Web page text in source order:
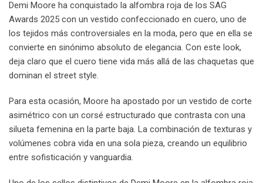
Demi Moore ha conquistado la alfombra roja de los SAG
Awards 2025 con un vestido confeccionado en cuero, uno de
los tejidos más controversiales en la moda, pero que en ella se
convierte en sinónimo absoluto de elegancia. Con este look,
deja claro que el cuero tiene vida más allá de las chaquetas que
dominan el street style.
Para esta ocasión, Moore ha apostado por un vestido de corte
asimétrico con un corsé estructurado que contrasta con una
silueta femenina en la parte baja. La combinación de texturas y
volúmenes cobra vida en una sola pieza, creando un equilibrio
entre sofisticación y vanguardia.